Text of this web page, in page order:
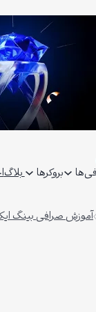
بروکرها بلاگ
آموزش صرافی بینگ